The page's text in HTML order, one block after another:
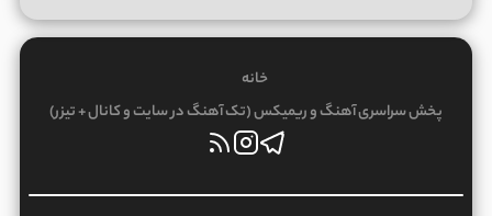
خانه
پخش سراسری آهنگ و ریمیکس (تک آهنگ در سایت و کانال + تیزر)